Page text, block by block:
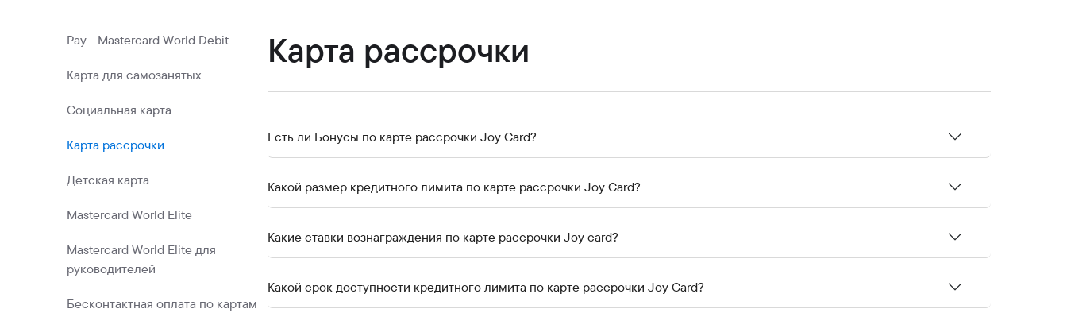
Бонусная программа
Pay - Mastercard World Debit
Карта для самозанятых
Социальная карта
Карта рассрочки
Детская карта
Mastercard World Elite
Mastercard World Elite для
руководителей
Бесконтактная оплата по картам
Карта рассрочки
Есть ли Бонусы по карте рассрочки Joy Card?
Какой размер кредитного лимита по карте рассрочки Joy Card?
Какие ставки вознаграждения по карте рассрочки Joy card?
Какой срок доступности кредитного лимита по карте рассрочки Joy Card?